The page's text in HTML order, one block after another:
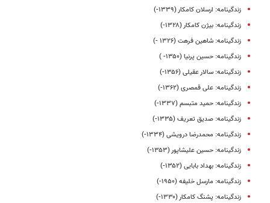
زندگینامه: ارسلان کامکار (۱۳۳۹-)
زندگینامه: بیژن کامکار (۱۳۲۸-)
زندگینامه: شاهین فرهت (۱۳۲۶ -)
زندگینامه: حسین پرنیا (۱۳۵۰- )
زندگینامه: سالار عقیلی (۱۳۵۶-)
زندگینامه: علی قمصری (۱۳۶۲-)
زندگینامه: حمید متبسم (۱۳۳۷-)
زندگینامه‌: صدیق تعریف (۱۳۳۵-)
زندگینامه: محمدرضا درویشی (۱۳۳۴-)
زندگینامه: حسین علیشاپور (۱۳۵۳-)
زندگینامه: بهداد بابایی (۱۳۵۲-)
زندگینامه: مارسل خلیفه (۱۹۵۰-)
زندگینامه: پشنگ کامکار (۱۳۳۰-)